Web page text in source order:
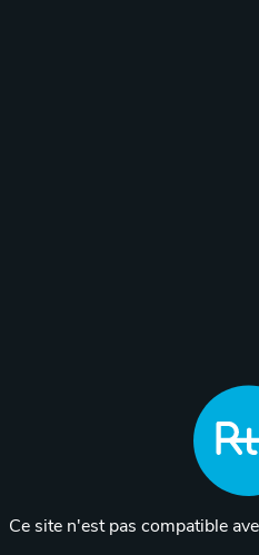
Ce site n'est pas compatible